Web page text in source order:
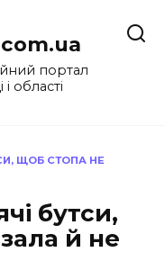
портал
і області
ЩОБ СТОПА НЕ
бутси,
й не